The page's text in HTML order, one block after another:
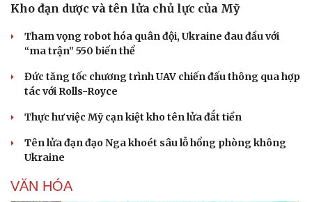
Kho đạn dược và tên lửa chủ lực của Mỹ
Tham vọng robot hóa quân đội, Ukraine đau đầu với
“ma trận” 550 biến thể
Đức tăng tốc chương trình UAV chiến đấu thông qua hợp
tác với Rolls-Royce
Thực hư việc Mỹ cạn kiệt kho tên lửa đắt tiền
Tên lửa đạn đạo Nga khoét sâu lỗ hổng phòng không
Ukraine
VĂN HÓA